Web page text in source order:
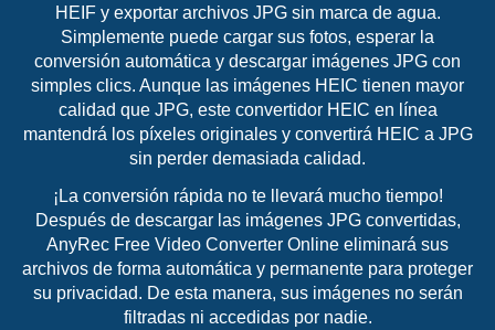
HEIF y exportar archivos JPG sin marca de agua.
Simplemente puede cargar sus fotos, esperar la
conversión automática y descargar imágenes JPG con
simples clics. Aunque las imágenes HEIC tienen mayor
calidad que JPG, este convertidor HEIC en línea
mantendrá los píxeles originales y convertirá HEIC a JPG
sin perder demasiada calidad.
¡La conversión rápida no te llevará mucho tiempo!
Después de descargar las imágenes JPG convertidas,
AnyRec Free Video Converter Online eliminará sus
archivos de forma automática y permanente para proteger
su privacidad. De esta manera, sus imágenes no serán
filtradas ni accedidas por nadie.